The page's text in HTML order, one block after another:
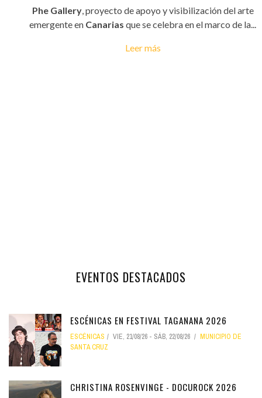
Phe Gallery, proyecto de apoyo y visibilización del arte
emergente en Canarias que se celebra en el marco de la...
Leer más
EVENTOS DESTACADOS
ESCÉNICAS EN FESTIVAL TAGANANA 2026
ESCÉNICAS VIE, 21/08/26 - SÁB, 22/08/26
MUNICIPIO DE
SANTA CRUZ
CHRISTINA ROSENVINGE - DOCUROCK 2026